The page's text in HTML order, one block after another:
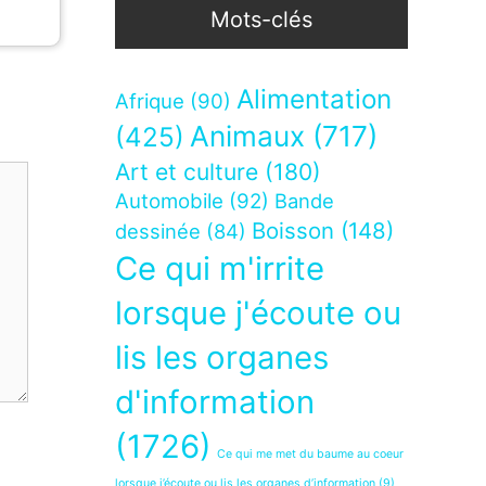
Mots-clés
Afrique (90) Alimentation
(425) Animaux (717)
Art et culture (180)
Automobile (92) Bande
dessinée (84) Boisson (148)
Ce qui m'irrite
lorsque j'écoute ou
lis les organes
d'information
(1726)
Ce qui me met du baume au coeur